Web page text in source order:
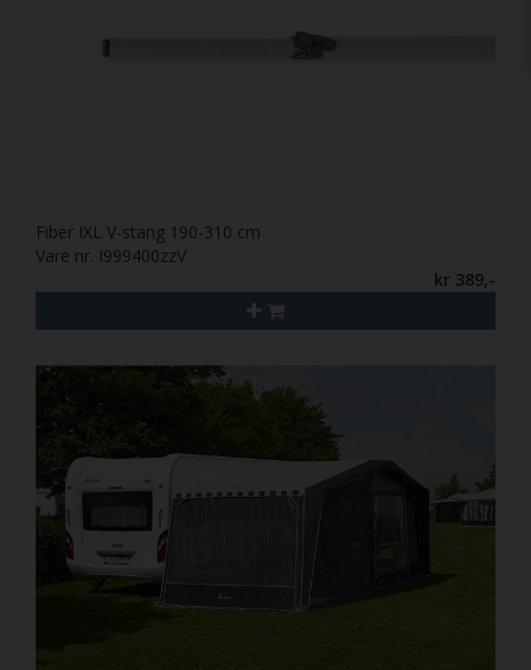
Fiber IXL V-stang 190-310 cm
Vare nr. I999400zzV
kr 389,-